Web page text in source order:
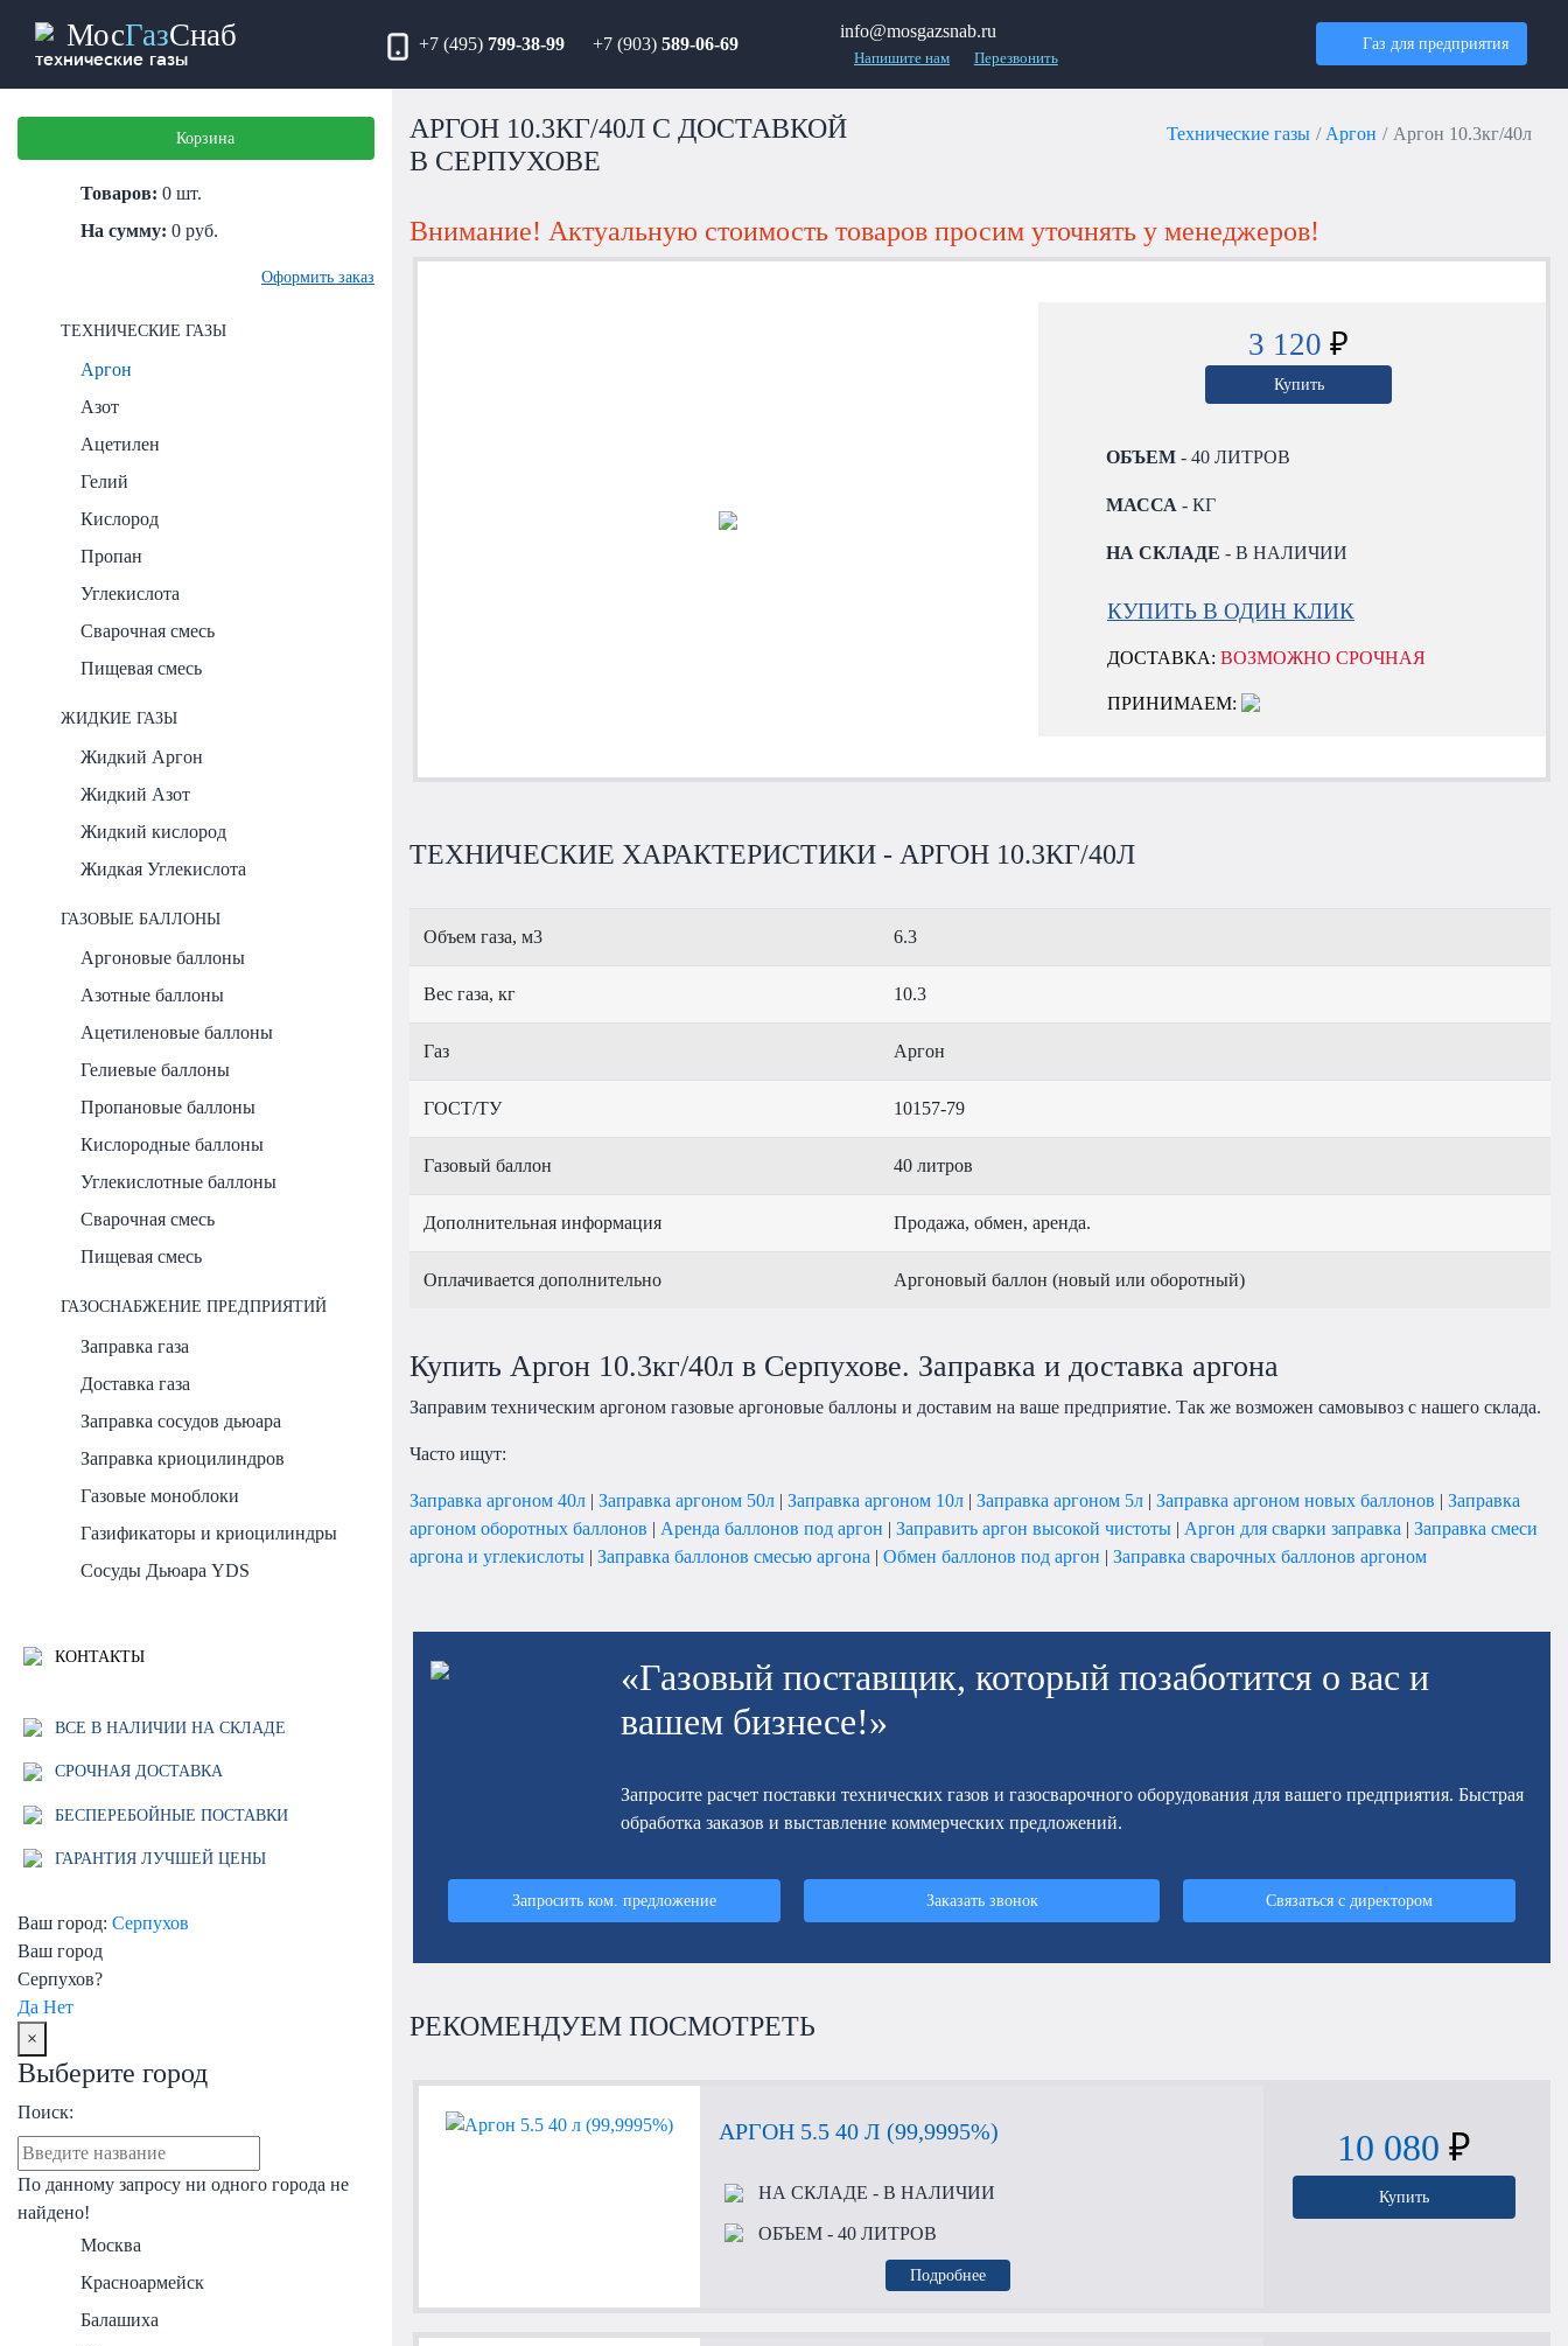
МосГазСнаб
технические газы
+7 (495) 799-38-99 +7 (903) 589-06-69
info@mosgazsnab.ru
Напишите нам Перезвонить
Газ для предприятия
Корзина
Товаров: 0 шт.
На сумму: 0 руб.
Оформить заказ
ТЕХНИЧЕСКИЕ ГАЗЫ
Аргон
Азот
Ацетилен
Гелий
Кислород
Пропан
Углекислота
Сварочная смесь
Пищевая смесь
ЖИДКИЕ ГАЗЫ
Жидкий Аргон
Жидкий Азот
Жидкий кислород
Жидкая Углекислота
ГАЗОВЫЕ БАЛЛОНЫ
Аргоновые баллоны
Азотные баллоны
Ацетиленовые баллоны
Гелиевые баллоны
Пропановые баллоны
Кислородные баллоны
Углекислотные баллоны
Сварочная смесь
Пищевая смесь
ГАЗОСНАБЖЕНИЕ ПРЕДПРИЯТИЙ
Заправка газа
Доставка газа
Заправка сосудов дьюара
Заправка криоцилиндров
Газовые моноблоки
Газификаторы и криоцилиндры
Сосуды Дьюара YDS
КОНТАКТЫ
ВСЕ В НАЛИЧИИ НА СКЛАДЕ
СРОЧНАЯ ДОСТАВКА
БЕСПЕРЕБОЙНЫЕ ПОСТАВКИ
ГАРАНТИЯ ЛУЧШЕЙ ЦЕНЫ
Ваш город: Серпухов
Ваш город
Серпухов?
Да Нет
×
Выберите город
Поиск:
По данному запросу ни одного города не
найдено!
Москва
Красноармейск
Балашиха
АРГОН 10.3КГ/40Л С ДОСТАВКОЙ
В СЕРПУХОВЕ
Технические газы Аргон Аргон 10.3кг/40л
Внимание! Актуальную стоимость товаров просим уточнять у менеджеров!
3 120₽
Купить
ОБЪЕМ - 40 ЛИТРОВ
МАССА - КГ
НА СКЛАДЕ - В НАЛИЧИИ
КУПИТЬ В ОДИН КЛИК
ДОСТАВКА:ВОЗМОЖНО СРОЧНАЯ
ПРИНИМАЕМ:
ТЕХНИЧЕСКИЕ ХАРАКТЕРИСТИКИ - АРГОН 10.3КГ/40Л
Объем газа, м3 6.3
Вес газа, кг 10.3
Газ Аргон
ГОСТ/ТУ 10157-79
Газовый баллон 40 литров
Дополнительная информация Продажа, обмен, аренда.
Оплачивается дополнительно Аргоновый баллон (новый или оборотный)
Купить Аргон 10.3кг/40л в Серпухове. Заправка и доставка аргона
Заправим техническим аргоном газовые аргоновые баллоны и доставим на ваше предприятие. Так же возможен самовывоз с нашего склада.
Часто ищут:
Заправка аргоном 40л | Заправка аргоном 50л | Заправка аргоном 10л | Заправка аргоном 5л | Заправка аргоном новых баллонов | Заправка
аргоном оборотных баллонов | Аренда баллонов под аргон | Заправить аргон высокой чистоты | Аргон для сварки заправка | Заправка смеси
аргона и углекислоты | Заправка баллонов смесью аргона | Обмен баллонов под аргон | Заправка сварочных баллонов аргоном
«Газовый поставщик, который позаботится о вас и
вашем бизнесе!»
Запросите расчет поставки технических газов и газосварочного оборудования для вашего предприятия. Быстрая
обработка заказов и выставление коммерческих предложений.
Запросить ком. предложение Заказать звонок Связаться с директором
РЕКОМЕНДУЕМ ПОСМОТРЕТЬ
АРГОН 5.5 40 Л (99,9995%)
НА СКЛАДЕ - В НАЛИЧИИ
ОБЪЕМ- 40 ЛИТРОВ
Подробнее
10 080 ₽
Купить